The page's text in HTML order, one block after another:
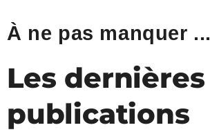
À ne pas manquer ...
Les dernières
publications